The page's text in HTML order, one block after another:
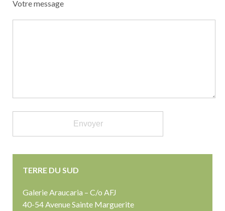
Votre message
TERRE DU SUD
Galerie Araucaria – C/o AFJ
40-54 Avenue Sainte Marguerite